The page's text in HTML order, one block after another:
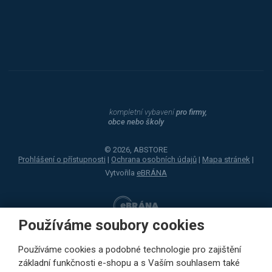
Používáme soubory cookies
Používáme cookies a podobné technologie pro zajištění
základní funkčnosti e-shopu a s Vaším souhlasem také
kompletní vybavenípro firmy,
obce nebo školy
© 2026, ABSTORE
Prohlášení o přístupnosti | Ochrana osobních údajů | Mapa stránek |
Vytvořila eBRÁNA